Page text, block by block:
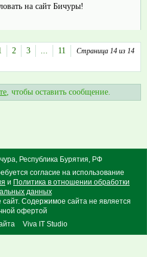
на сайт Бичуры!
Страница 14 из 14
2 3 ...
11
, чтобы оставить сообщение.
Республика Бурятия, РФ
согласие на использование
и Политика в отношении обработки
данных
сайт. Содержимое сайта не является
офертой
Viva IT Studio